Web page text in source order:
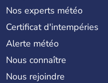
Nos experts météo
Certificat d'intempéries
Alerte météo
Nous connaître
Nous rejoindre